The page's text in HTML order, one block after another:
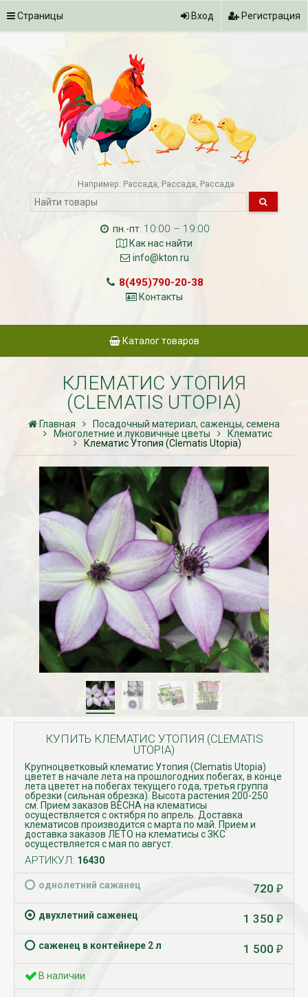
Страницы Вход Регистрация
Например: Рассада Рассада Рассада
пн.-пт. 10:00 – 19:00
Как нас найти
info@kton.ru
8(495)790-20-38
Контакты
Каталог товаров
КЛЕМАТИС УТОПИЯ
(CLEMATIS UTOPIA)
Главная
Посадочный материал, саженцы, семена
Многолетние и луковичные цветы
Клематис
Клематис Утопия (Clematis Utopia)
КУПИТЬ КЛЕМАТИС УТОПИЯ (CLEMATIS
UTOPIA)
Крупноцветковый клематис Утопия (Clematis Utopia)
цветет в начале лета на прошлогодних побегах, в конце
лета цветет на побегах текущего года, третья группа
обрезки (сильная обрезка). Высота растения 200-250
см. Прием заказов ВЕСНА на клематисы
осуществляется с октября по апрель. Доставка
клематисов производится с марта по май. Прием и
доставка заказов ЛЕТО на клематисы с ЗКС
осуществляется с мая по август.
АРТИКУЛ: 16430
однолетний сажанец 720 ₽
двухлетний саженец 1 350 ₽
саженец в контейнере 2 л 1 500 ₽
В наличии